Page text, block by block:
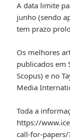
A data limite
junho (sendo
tem prazo
Os melhores
publicados em
Scopus) e no
Media
Toda a
https://
call-for-papers/